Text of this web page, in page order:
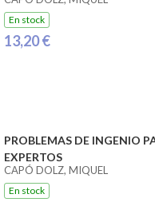
En stock
13,20 €
PROBLEMAS DE INGENIO
EXPERTOS
CAPÓ DOLZ, MIQUEL
En stock